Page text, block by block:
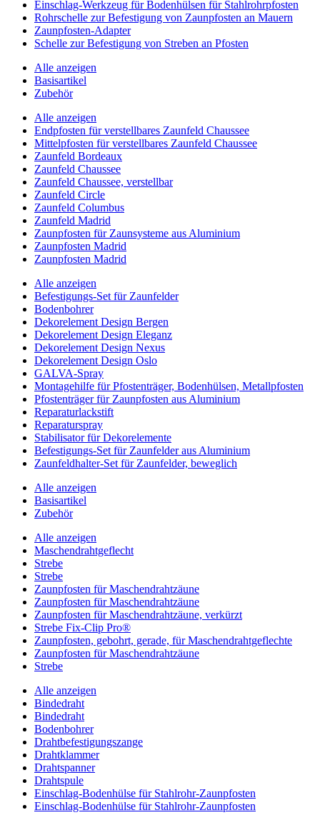
Einschlag-Werkzeug für Bodenhülsen für Stahlrohrpfosten
Rohrschelle zur Befestigung von Zaunpfosten an Mauern
Zaunpfosten-Adapter
Schelle zur Befestigung von Streben an Pfosten
Alle anzeigen
Basisartikel
Zubehör
Alle anzeigen
Endpfosten für verstellbares Zaunfeld Chaussee
Mittelpfosten für verstellbares Zaunfeld Chaussee
Zaunfeld Bordeaux
Zaunfeld Chaussee
Zaunfeld Chaussee, verstellbar
Zaunfeld Circle
Zaunfeld Columbus
Zaunfeld Madrid
Zaunpfosten für Zaunsysteme aus Aluminium
Zaunpfosten Madrid
Zaunpfosten Madrid
Alle anzeigen
Befestigungs-Set für Zaunfelder
Bodenbohrer
Dekorelement Design Bergen
Dekorelement Design Eleganz
Dekorelement Design Nexus
Dekorelement Design Oslo
GALVA-Spray
Montagehilfe für Pfostenträger, Bodenhülsen, Metallpfosten
Pfostenträger für Zaunpfosten aus Aluminium
Reparaturlackstift
Reparaturspray
Stabilisator für Dekorelemente
Befestigungs-Set für Zaunfelder aus Aluminium
Zaunfeldhalter-Set für Zaunfelder, beweglich
Alle anzeigen
Basisartikel
Zubehör
Alle anzeigen
Maschendrahtgeflecht
Strebe
Strebe
Zaunpfosten für Maschendrahtzäune
Zaunpfosten für Maschendrahtzäune
Zaunpfosten für Maschendrahtzäune, verkürzt
Strebe Fix-Clip Pro®
Zaunpfosten, gebohrt, gerade, für Maschendrahtgeflechte
Zaunpfosten für Maschendrahtzäune
Strebe
Alle anzeigen
Bindedraht
Bindedraht
Bodenbohrer
Drahtbefestigungszange
Drahtklammer
Drahtspanner
Drahtspule
Einschlag-Bodenhülse für Stahlrohr-Zaunpfosten
Einschlag-Bodenhülse für Stahlrohr-Zaunpfosten